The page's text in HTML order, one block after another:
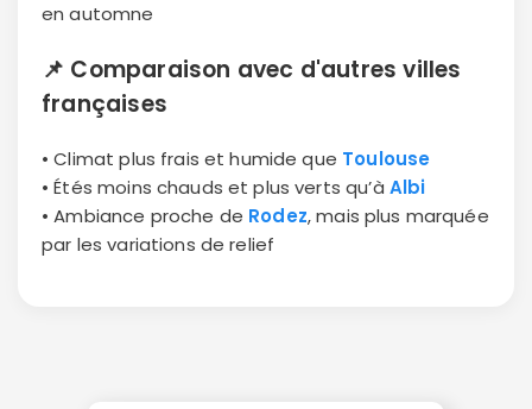
en automne
📌 Comparaison avec d'autres villes
françaises
• Climat plus frais et humide que Toulouse
• Étés moins chauds et plus verts qu’à Albi
• Ambiance proche de Rodez, mais plus marquée
par les variations de relief